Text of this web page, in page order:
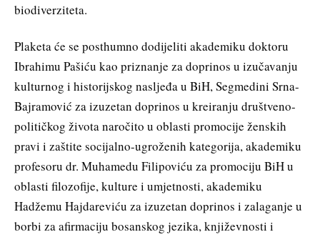
biodiverziteta.
Plaketa će se posthumno dodijeliti akademiku doktoru
Ibrahimu Pašiću kao priznanje za doprinos u izučavanju
kulturnog i historijskog nasljeđa u BiH, Segmedini Srna-
Bajramović za izuzetan doprinos u kreiranju društveno-
političkog života naročito u oblasti promocije ženskih
pravi i zaštite socijalno-ugroženih kategorija, akademiku
profesoru dr. Muhamedu Filipoviću za promociju BiH u
oblasti filozofije, kulture i umjetnosti, akademiku
Hadžemu Hajdareviću za izuzetan doprinos i zalaganje u
borbi za afirmaciju bosanskog jezika, književnosti i